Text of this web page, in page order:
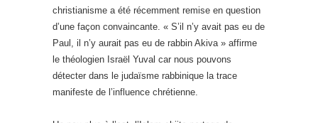
christianisme a été récemment remise en question
d’une façon convaincante. « S’il n’y avait pas eu de
Paul, il n’y aurait pas eu de rabbin Akiva » affirme
le théologien Israël Yuval car nous pouvons
détecter dans le judaïsme rabbinique la trace
manifeste de l’influence chrétienne.